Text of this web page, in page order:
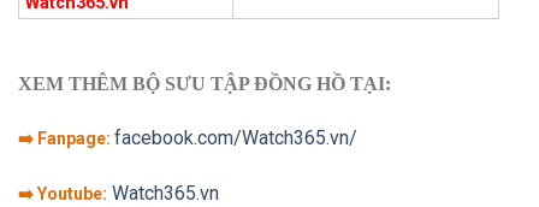
XEM THÊM BỘ SƯU TẬP ĐỒNG HỒ TẠI:
➡️ Fanpage: facebook.com/Watch365.vn/
➡️ Youtube: Watch365.vn